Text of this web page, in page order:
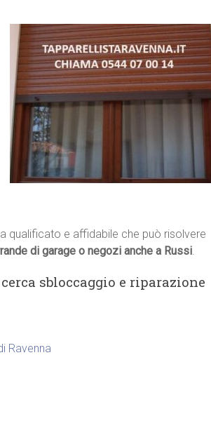
qualificato e affidabile che può risolvere
di garage o negozi anche a Russi.
sbloccaggio e riparazione
Ravenna